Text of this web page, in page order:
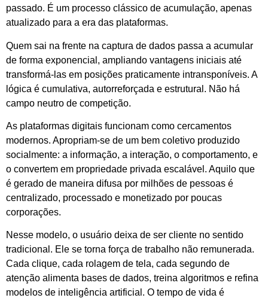
passado. É um processo clássico de acumulação, apenas
atualizado para a era das plataformas.
Quem sai na frente na captura de dados passa a acumular
de forma exponencial, ampliando vantagens iniciais até
transformá-las em posições praticamente intransponíveis. A
lógica é cumulativa, autorreforçada e estrutural. Não há
campo neutro de competição.
As plataformas digitais funcionam como cercamentos
modernos. Apropriam-se de um bem coletivo produzido
socialmente: a informação, a interação, o comportamento, e
o convertem em propriedade privada escalável. Aquilo que
é gerado de maneira difusa por milhões de pessoas é
centralizado, processado e monetizado por poucas
corporações.
Nesse modelo, o usuário deixa de ser cliente no sentido
tradicional. Ele se torna força de trabalho não remunerada.
Cada clique, cada rolagem de tela, cada segundo de
atenção alimenta bases de dados, treina algoritmos e refina
modelos de inteligência artificial. O tempo de vida é